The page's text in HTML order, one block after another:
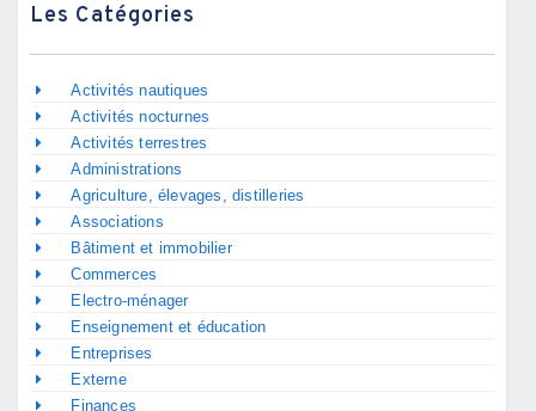
Les Catégories
Activités nautiques
Activités nocturnes
Activités terrestres
Administrations
Agriculture, élevages, distilleries
Associations
Bâtiment et immobilier
Commerces
Electro-ménager
Enseignement et éducation
Entreprises
Externe
Finances